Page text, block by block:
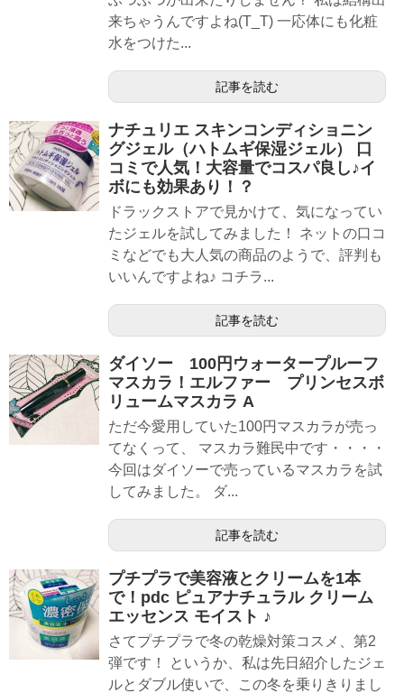
来ちゃうんですよね(T_T) 一応体にも化粧
水をつけた...
記事を読む
ナチュリエ スキンコンディショニン
グジェル（ハトムギ保湿ジェル） 口
コミで人気！大容量でコスパ良し♪イ
ボにも効果あり！？
ドラックストアで見かけて、気になってい
たジェルを試してみました！ ネットの口コ
ミなどでも大人気の商品のようで、評判も
いいんですよね♪ コチラ...
記事を読む
ダイソー 100円ウォータープルーフ
マスカラ！エルファー プリンセスボ
リュームマスカラ A
ただ今愛用していた100円マスカラが売っ
てなくって、 マスカラ難民中です・・・・
今回はダイソーで売っているマスカラを試
してみました。 ダ...
記事を読む
プチプラで美容液とクリームを1本
で！pdc ピュアナチュラル クリーム
エッセンス モイスト ♪
さてプチプラで冬の乾燥対策コスメ、第2
弾です！ というか、私は先日紹介したジェ
ルとダブル使いで、この冬を乗りきりまし